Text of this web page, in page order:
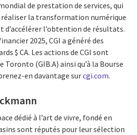
de prestation de services, qui
la transformation numérique
d’accélérer l’obtention de résultats.
2025, CGI a généré des
$ CA. Les actions de CGI sont
Toronto (GIB.A) ainsi qu’à la Bourse
en davantage surcgi.com.
dédié à l’art de vivre, fondé en
sont réputés pour leur sélection